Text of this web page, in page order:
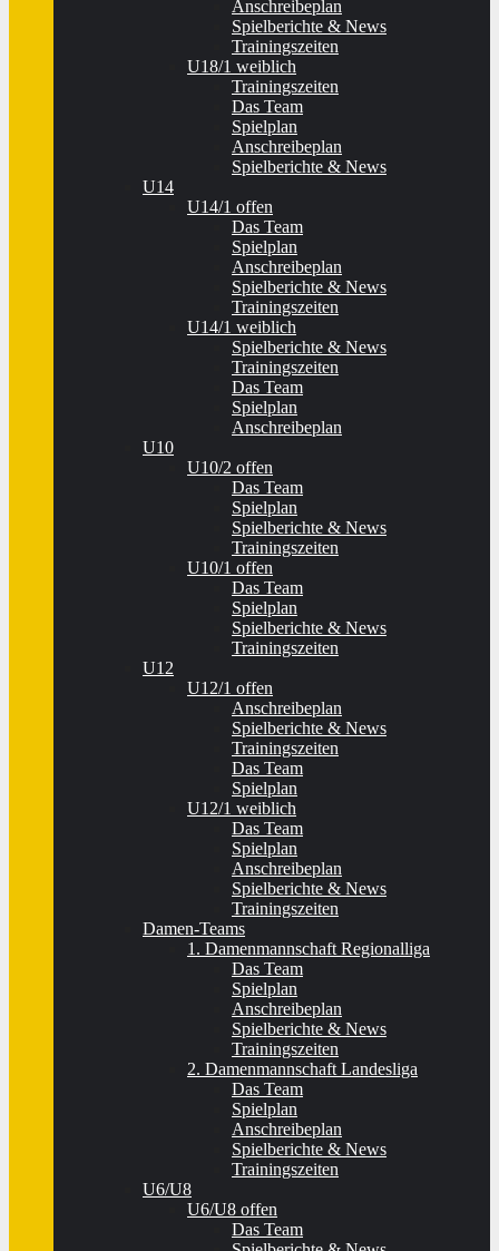
Anschreibeplan
Spielberichte & News
Trainingszeiten
U18/1 weiblich
Trainingszeiten
Das Team
Spielplan
Anschreibeplan
Spielberichte & News
U14
U14/1 offen
Das Team
Spielplan
Anschreibeplan
Spielberichte & News
Trainingszeiten
U14/1 weiblich
Spielberichte & News
Trainingszeiten
Das Team
Spielplan
Anschreibeplan
U10
U10/2 offen
Das Team
Spielplan
Spielberichte & News
Trainingszeiten
U10/1 offen
Das Team
Spielplan
Spielberichte & News
Trainingszeiten
U12
U12/1 offen
Anschreibeplan
Spielberichte & News
Trainingszeiten
Das Team
Spielplan
U12/1 weiblich
Das Team
Spielplan
Anschreibeplan
Spielberichte & News
Trainingszeiten
Damen-Teams
1. Damenmannschaft Regionalliga
Das Team
Spielplan
Anschreibeplan
Spielberichte & News
Trainingszeiten
2. Damenmannschaft Landesliga
Das Team
Spielplan
Anschreibeplan
Spielberichte & News
Trainingszeiten
U6/U8
U6/U8 offen
Das Team